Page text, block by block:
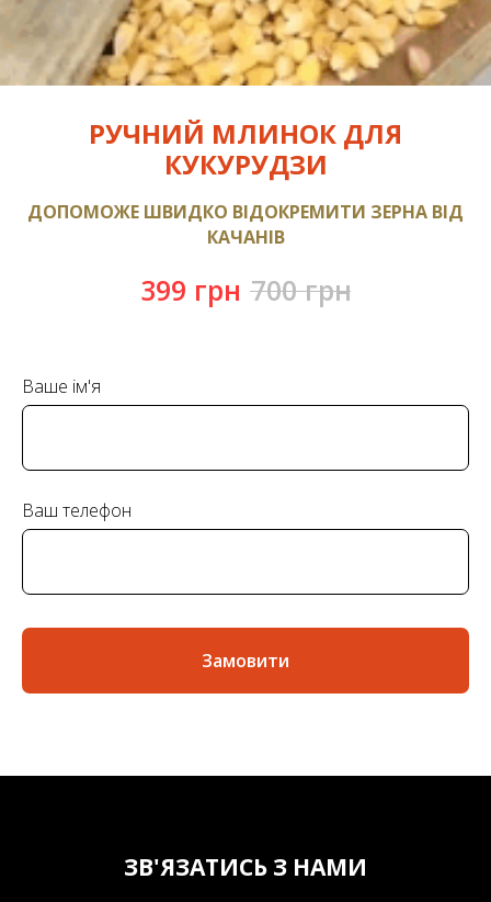
РУЧНИЙ МЛИНОК ДЛЯ
КУКУРУДЗИ
ДОПОМОЖЕ ШВИДКО ВІДОКРЕМИТИ ЗЕРНА ВІД
КАЧАНІВ
399 грн 700 грн
Ваше ім'я
Ваш телефон
Замовити
ЗВ'ЯЗАТИСЬ З НАМИ